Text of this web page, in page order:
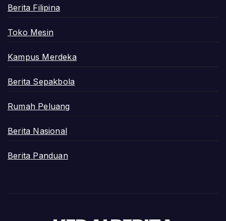
Berita Filipina
Toko Mesin
Kampus Merdeka
Berita Sepakbola
Rumah Peluang
Berita Nasional
Berita Panduan